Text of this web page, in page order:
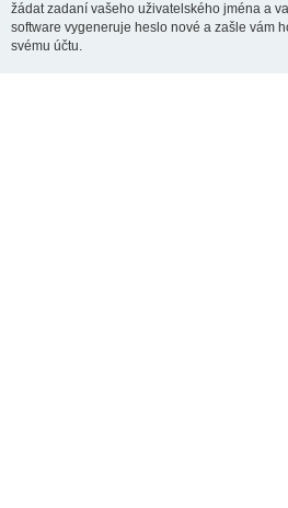
žádat zadaní vašeho uživatelského jména a
software vygeneruje heslo nové a zašle vám
svému účtu.